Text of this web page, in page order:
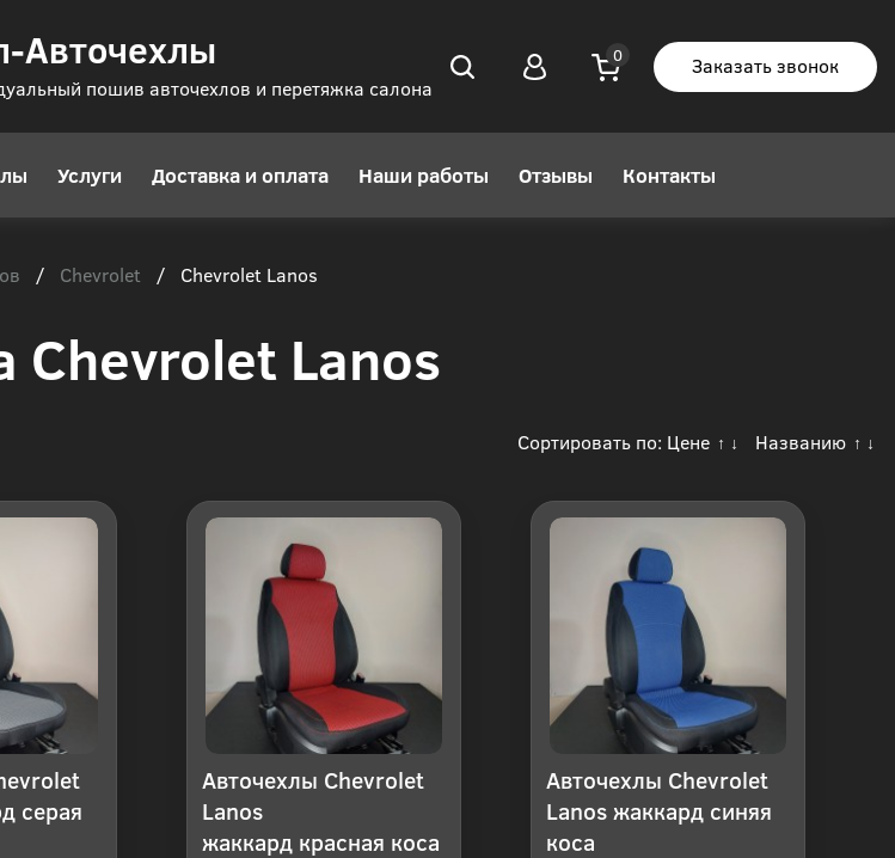
Авточехлы
пошив авточехлов и перетяжка салона
Заказать звонок
Услуги Доставка и оплата Наши работы Отзывы Контакты
/ Chevrolet / Chevrolet Lanos
Chevrolet Lanos
Сортировать по: Цене ↑ ↓ Названию ↑ ↓
серая
Авточехлы Chevrolet
Lanos
жаккард красная коса
Авточехлы Chevrolet
Lanos жаккард синяя
коса